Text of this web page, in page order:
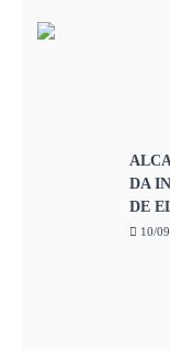
DA
DE
10/